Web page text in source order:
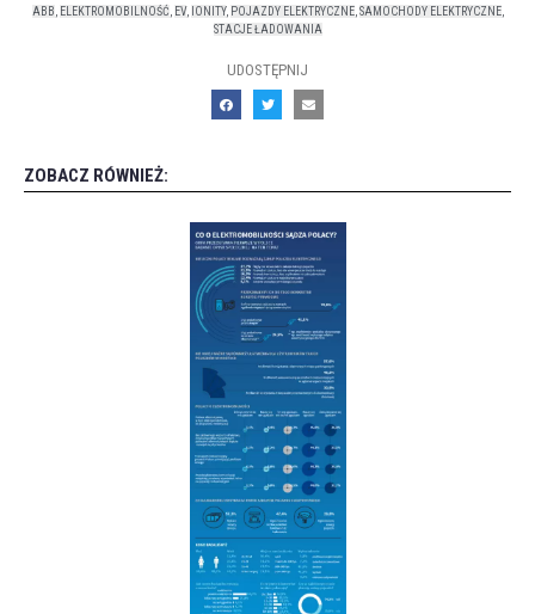
ABB ELEKTROMOBILNOŚĆ EV, IONITY, POJAZDY ELEKTRYCZNE, SAMOCHODY ELEKTRYCZNE,
STACJE ŁADOWANIA
UDOSTĘPNIJ
ZOBACZ RÓWNIEŻ: